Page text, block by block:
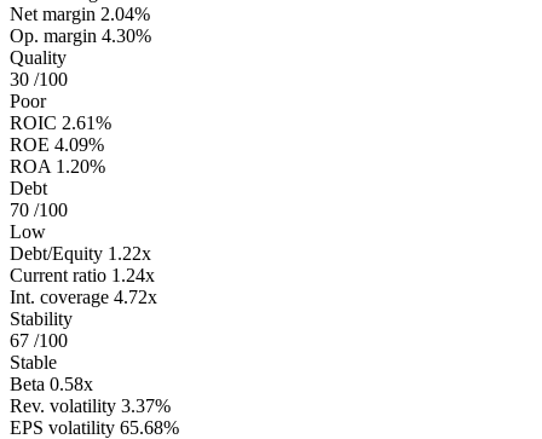
Net margin 2.04%
Op. margin 4.30%
Quality
30 /100
Poor
ROIC 2.61%
ROE 4.09%
ROA 1.20%
Debt
70 /100
Low
Debt/Equity 1.22x
Current ratio 1.24x
Int. coverage 4.72x
Stability
67 /100
Stable
Beta 0.58x
Rev. volatility 3.37%
EPS volatility 65.68%